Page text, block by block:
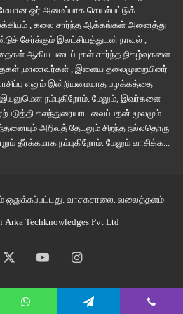
இருந்து திறந்துகொள்ளும் விழிகளில்
எங்கும். இன்று இரவை மட்டும் கடந்துவிட
மெயின் ரோட்டை எட்டிருயிருந்தாள்.
சுமந்து சென்றாள். பெருத்த சத்தத்தை
எண்ணத்தில் சீக்கிரமாக வந்தடைந்து
இசைவுகளும் அப்படித்தானே இருந்தது.
எல்லா உணர்வுகளையும் ஒரே
வெளியில் உலவுவது வேதனை. எத்தனை
போய் இரவில் நடந்ததைப் பற்றி பேசினால்
வேளைகளில் தூங்கி எழும்பி…
இன்றேனும் இவ்விடம் நிலைக்காதா என்ற
ஓர் அமைப்பாக செயல்பட்டுக்
, கலை சார்ந்த ஆக்கங்கள் அனைத்து
சேர்க்கும் இலட்சியத்துடன் நாவல் ,
ஆகிய படைப்புகள் சார்ந்த நிகழ்வுகளை
,மாணவர்கள் , இளைய தலைமுறையினர்
எனும் இன்றியமையாத பழக்கத்தை
நம்புகிறோம். மேலும், இவர்களை
கலந்துரையாட வைப்பதன் மூலமும்
அறிவுத் தேடலும் சிறந்த நல்லதொரு
தீர்க்கமாக நம்புகிறோம். மேலும் வாசிக்க...
ஒதுக்கப்பட்டது. வாசகசாலை. வலைத்தளம்
Arka Techknowledges Pvt Ltd
YouTubeInstagram